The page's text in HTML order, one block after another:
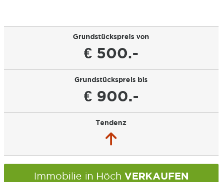
Grundstückspreis von
€ 500.-
Grundstückspreis bis
€ 900.-
Tendenz
Immobilie in Höch VERKAUFEN